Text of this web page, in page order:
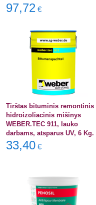
97,72 €
Tirštas bituminis remontinis
hidroizoliacinis mišinys
WEBER.TEC 911, lauko
darbams, atsparus UV, 6 Kg.
33,40 €